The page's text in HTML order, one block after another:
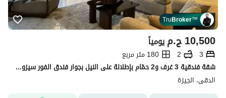
TruBroker™
ج.م10,500 يومياً
3
2
180 متر مربع
شقة فندقية 3 غرف و2 حمّام بإطلالة على النيل بجوار فندق الفور سيزون – الدقي، القاهرة
الدقى، الجيزة